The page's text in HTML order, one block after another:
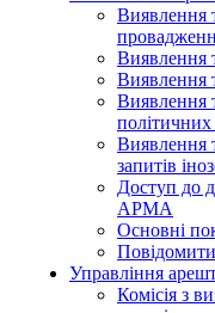
Виявлення
Виявлення
Виявлення
Виявлення
політичних
Виявлення
запитів
Доступ до
АРМА
Основні
Управління
Комісія з